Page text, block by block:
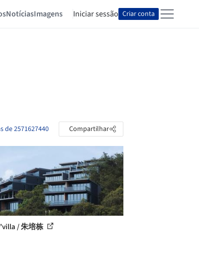
NotíciasImagens Iniciar sessão Criar conta
de 2571627440 Compartilhar
/ 朱培栋